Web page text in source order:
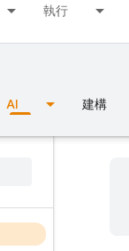
執行
AI 建構